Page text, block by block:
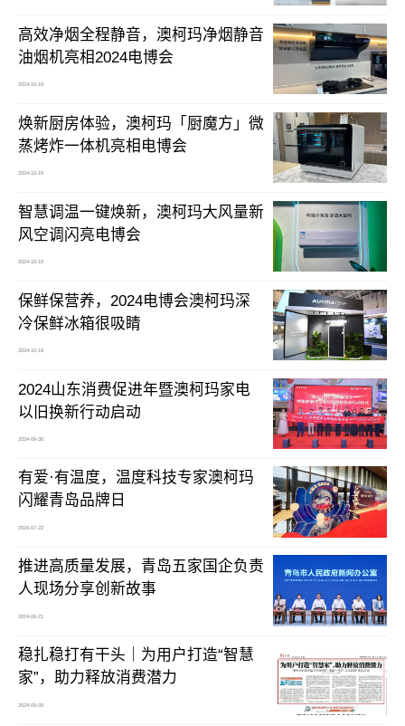
高效净烟全程静音，澳柯玛净烟静音
油烟机亮相2024电博会
2024-10-19
焕新厨房体验，澳柯玛「厨魔方」微
蒸烤炸一体机亮相电博会
2024-10-19
智慧调温一键焕新，澳柯玛大风量新
风空调闪亮电博会
2024-10-19
保鲜保营养，2024电博会澳柯玛深
冷保鲜冰箱很吸睛
2024-10-19
2024山东消费促进年暨澳柯玛家电
以旧换新行动启动
2024-09-30
有爱·有温度，温度科技专家澳柯玛
闪耀青岛品牌日
2024-07-22
推进高质量发展，青岛五家国企负责
人现场分享创新故事
2024-06-21
稳扎稳打有干头｜为用户打造“智慧
家”，助力释放消费潜力
2024-05-09